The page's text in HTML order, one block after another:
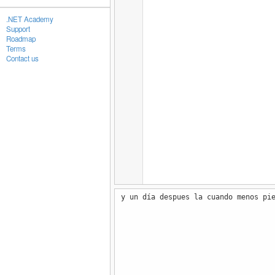
.NET Academy
Support
Roadmap
Terms
Contact us
y un día despues la cuando menos